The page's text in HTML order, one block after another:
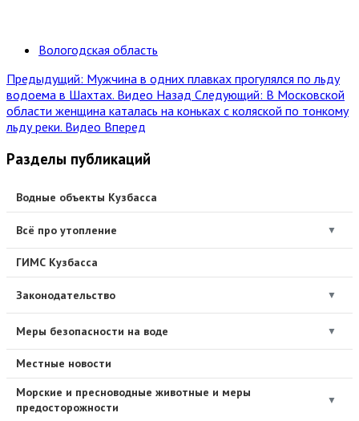
Вологодская область
Предыдущий: Мужчина в одних плавках прогулялся по льду
водоема в Шахтах. Видео Назад Следующий: В Московской
области женщина каталась на коньках с коляской по тонкому
льду реки. Видео Вперед
Разделы публикаций
Водные объекты Кузбасса
Всё про утопление ▼
ГИМС Кузбасса
Законодательство ▼
Меры безопасности на воде ▼
Местные новости
Морские и пресноводные животные и меры
предосторожности
▼